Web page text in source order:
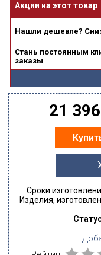
Акции на этот товар
Нашли дешевле?
Стань постоянным
заказы
21
Сроки
Изделия,